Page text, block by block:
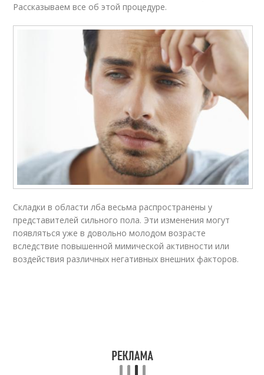
Рассказываем все об этой процедуре.
Складки в области лба весьма распространены у
представителей сильного пола. Эти изменения могут
появляться уже в довольно молодом возрасте
вследствие повышенной мимической активности или
воздействия различных негативных внешних факторов.